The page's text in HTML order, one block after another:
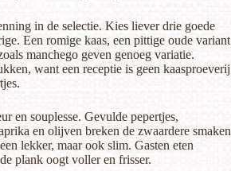
in de selectie. Kies liever drie goede
Een romige kaas, een pittige oude variant
manchego geven genoeg variatie.
want een receptie is geen kaasproeverij
en souplesse. Gevulde pepertjes,
en olijven breken de zwaardere smaken
lekker, maar ook slim. Gasten eten
plank oogt voller en frisser.